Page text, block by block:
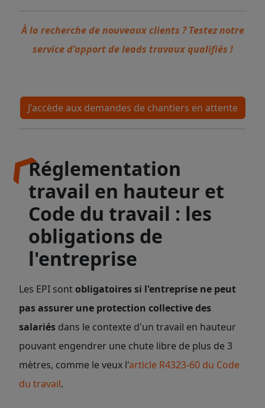
À la recherche de nouveaux clients ? Testez notre
service d'apport de leads travaux qualifiés !
J'accède aux demandes de chantiers en attente
Réglementation
travail en hauteur et
Code du travail : les
obligations de
l'entreprise
Les EPI sontobligatoires si l'entreprise ne peut
pas assurer une protection collective des
salariés dans le contexte d'un travail en hauteur
pouvant engendrer une chute libre de plus de 3
mètres, comme le veux l'article R4323-60 du Code
du travail.